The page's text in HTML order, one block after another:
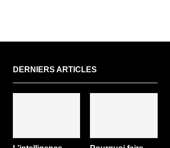
DERNIERS ARTICLES